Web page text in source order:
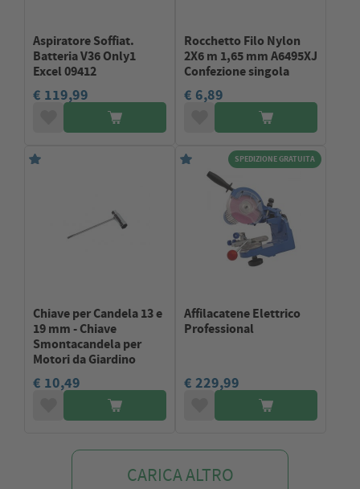
Aspiratore Soffiat.
Batteria V36 Only1
Excel 09412
€ 119,99
Rocchetto Filo Nylon
2X6 m 1,65 mm A6495XJ
Confezione singola
€ 6,89
Chiave per Candela 13 e
19 mm - Chiave
Smontacandela per
Motori da Giardino
€ 10,49
SPEDIZIONE GRATUITA
Affilacatene Elettrico
Professional
€ 229,99
CARICA ALTRO